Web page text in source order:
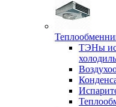
ТЭНы